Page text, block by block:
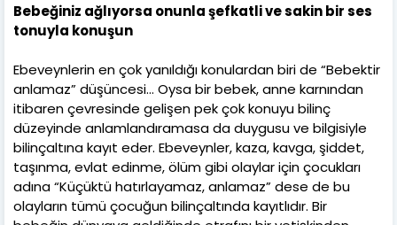
Bebeğiniz ağlıyorsa onunla şefkatli ve sakin bir ses
tonuyla konuşun
Ebeveynlerin en çok yanıldığı konulardan biri de “Bebektir
anlamaz” düşüncesi… Oysa bir bebek, anne karnından
itibaren çevresinde gelişen pek çok konuyu bilinç
düzeyinde anlamlandıramasa da duygusu ve bilgisiyle
bilinçaltına kayıt eder. Ebeveynler, kaza, kavga, şiddet,
taşınma, evlat edinme, ölüm gibi olaylar için çocukları
adına “Küçüktü hatırlayamaz, anlamaz” dese de bu
olayların tümü çocuğun bilinçaltında kayıtlıdır. Bir